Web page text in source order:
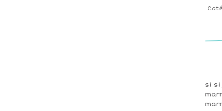
si si